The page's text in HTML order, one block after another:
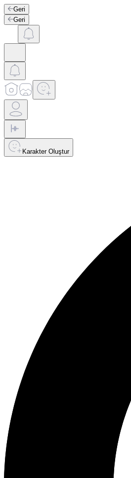
Geri
Geri
Karakter Oluştur